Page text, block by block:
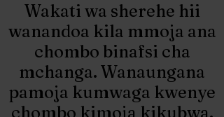
Wakati wa sherehe hii
wanandoa kila mmoja ana
chombo binafsi cha
mchanga. Wanaungana
pamoja kumwaga kwenye
chombo kimoja kikubwa.